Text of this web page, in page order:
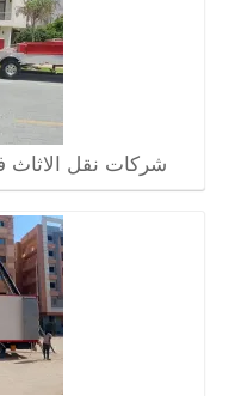
شركات نقل الاثاث في